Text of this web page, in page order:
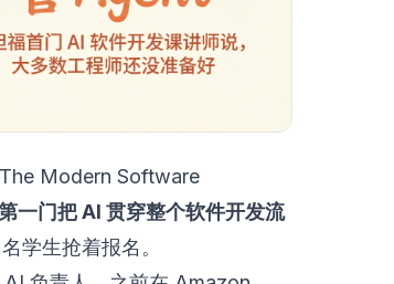
Modern Software
一门把 AI 贯穿整个软件开发流
学生抢着报名。